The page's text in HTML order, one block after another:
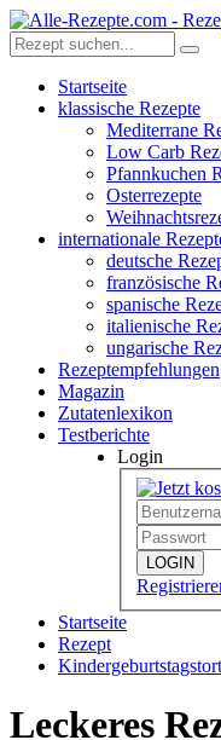
Startseite
klassische Rezepte
Mediterrane
Low Carb
Pfannkuchen
Osterrezepte
internationale
deutsche
französische
spanische
italienische
ungarische
Rezeptempfehlungen
Magazin
Zutatenlexikon
Testberichte
Login
LOGIN
Startseite
Rezept
Leckeres